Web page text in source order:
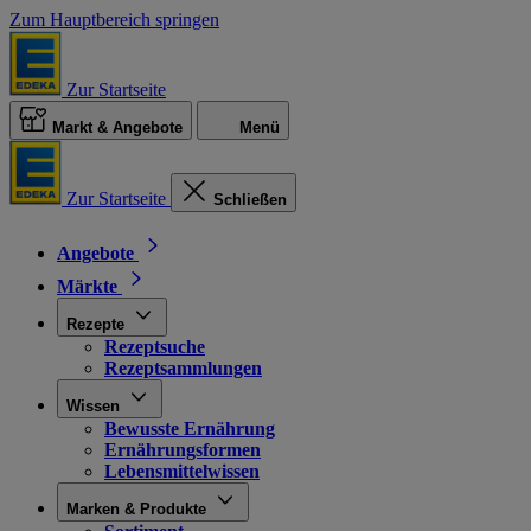
Zum Hauptbereich springen
Zur Startseite
Markt & Angebote Menü
Zur Startseite Schließen
Angebote
Märkte
Rezepte
Rezeptsuche
Rezeptsammlungen
Wissen
Bewusste Ernährung
Ernährungsformen
Lebensmittelwissen
Marken & Produkte